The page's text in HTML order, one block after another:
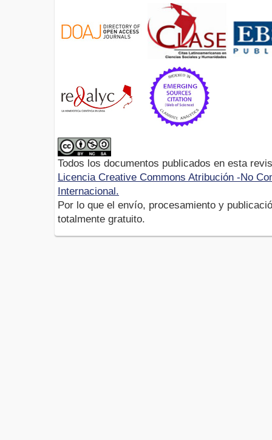
Todos los documentos publicados en esta
Licencia Creative Commons Atribución -No
Internacional.
Por lo que el envío, procesamiento y
totalmente gratuito.